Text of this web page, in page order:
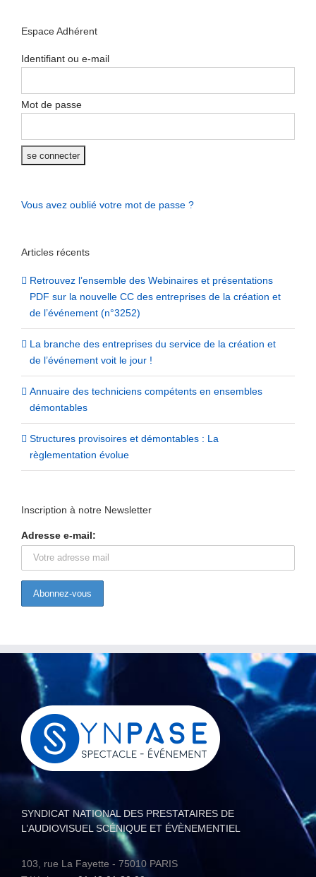
Espace Adhérent
Identifiant ou e-mail
Mot de passe
Vous avez oublié votre mot de passe ?
Articles récents
Retrouvez l’ensemble des Webinaires et présentations
PDF sur la nouvelle CC des entreprises de la création et
de l’événement (n°3252)
La branche des entreprises du service de la création et
de l’événement voit le jour !
Annuaire des techniciens compétents en ensembles
démontables
Structures provisoires et démontables : La
règlementation évolue
Inscription à notre Newsletter
Adresse e-mail:
SYNDICAT NATIONAL DES PRESTATAIRES DE
L’AUDIOVISUEL SCÉNIQUE ET ÉVÈNEMENTIEL
103, rue La Fayette - 75010 PARIS